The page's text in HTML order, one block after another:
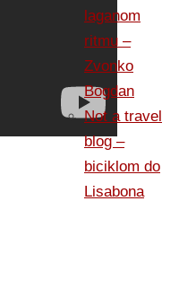
laganom
ritmu –
Zvonko
Bogdan
Not a travel
blog –
biciklom do
Lisabona